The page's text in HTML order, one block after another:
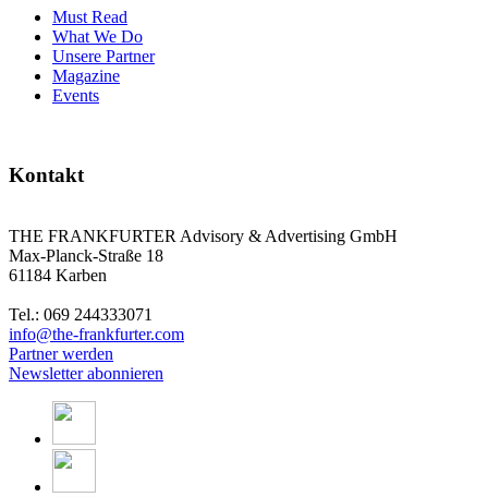
Must Read
What We Do
Unsere Partner
Magazine
Events
Kontakt
THE FRANKFURTER Advisory & Advertising GmbH
Max-Planck-Straße 18
61184 Karben
Tel.: 069 244333071
info@the-frankfurter.com
Partner werden
Newsletter abonnieren